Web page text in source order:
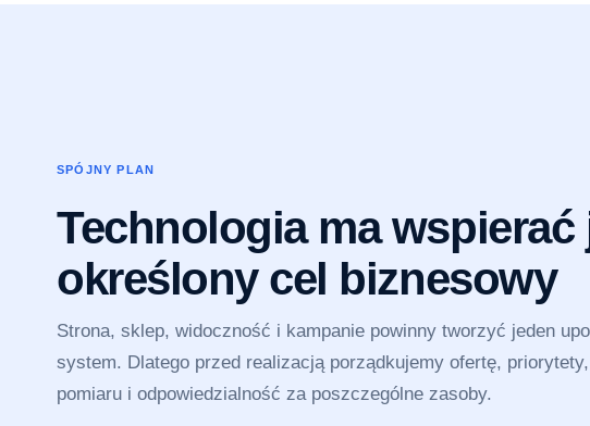
SPÓJNY PLAN
Technologia ma wspierać
określony cel biznesowy
Strona, sklep, widoczność i kampanie powinny tworzyć jeden
system. Dlatego przed realizacją porządkujemy ofertę,
pomiaru i odpowiedzialność za poszczególne zasoby.